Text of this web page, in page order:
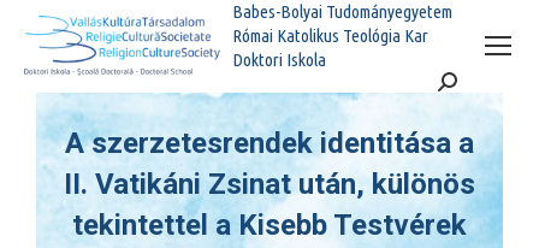
Babes-Bolyai Tudományegyetem
Római Katolikus Teológia Kar
Doktori Iskola
Search:
A szerzetesrendek identitása a
II. Vatikáni Zsinat után, különös
tekintettel a Kisebb Testvérek